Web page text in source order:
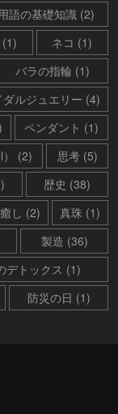
語の基礎知識 (2)
ネコ (1)
バラの指輪 (1)
ダルジュエリー (4)
ペンダント (1)
） (2)
思考 (5)
歴史 (38)
癒し (2)
真珠 (1)
製造 (36)
デトックス (1)
防災の日 (1)